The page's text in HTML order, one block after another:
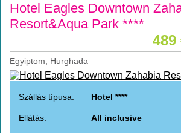
Hotel Eagles Downtown
Resort&Aqua Park ****
489
Egyiptom, Hurghada
Szállás típusa: Hotel ****
Ellátás: All inclusive